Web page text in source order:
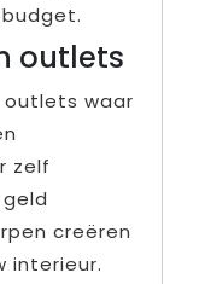
outlets
waar
zelf
creëren
interieur.